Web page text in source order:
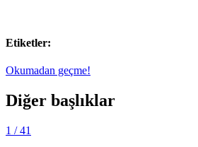
Etiketler:
Okumadan geçme!
Diğer başlıklar
1 / 41